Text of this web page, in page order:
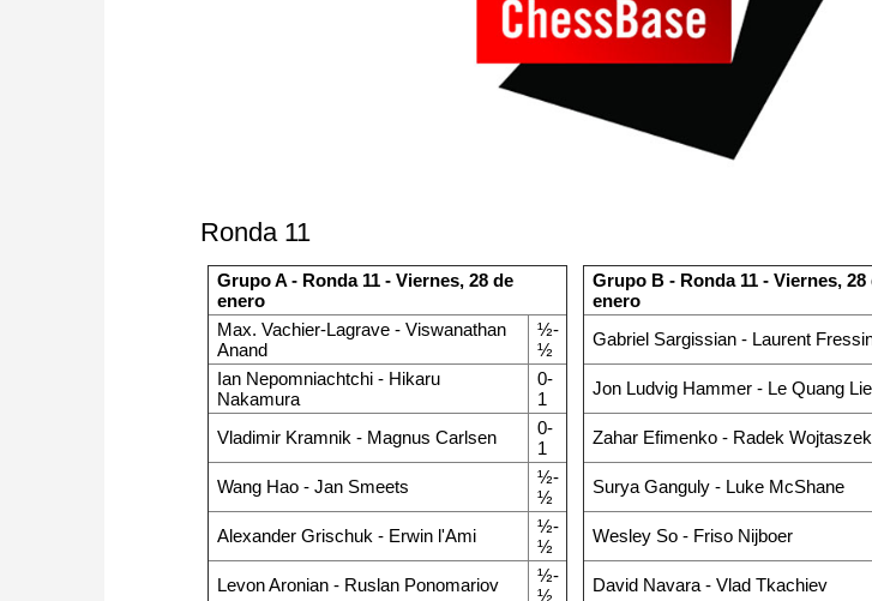
Ronda 11
Grupo A - Ronda 11 - Viernes, 28 de
enero
Max. Vachier-Lagrave - Viswanathan
Anand
½-
½
Ian Nepomniachtchi - Hikaru
Nakamura
0-
1
Vladimir Kramnik - Magnus Carlsen
0-
1
Wang Hao - Jan Smeets
½-
½
Alexander Grischuk - Erwin l'Ami
½-
½
Levon Aronian - Ruslan Ponomariov
½-
½
Grupo B - Ronda 11 - Viernes, 28
enero
Gabriel Sargissian - Laurent
Jon Ludvig Hammer - Le Quang
Zahar Efimenko - Radek Wojtaszek
Surya Ganguly - Luke McShane
Wesley So - Friso Nijboer
David Navara - Vlad Tkachiev